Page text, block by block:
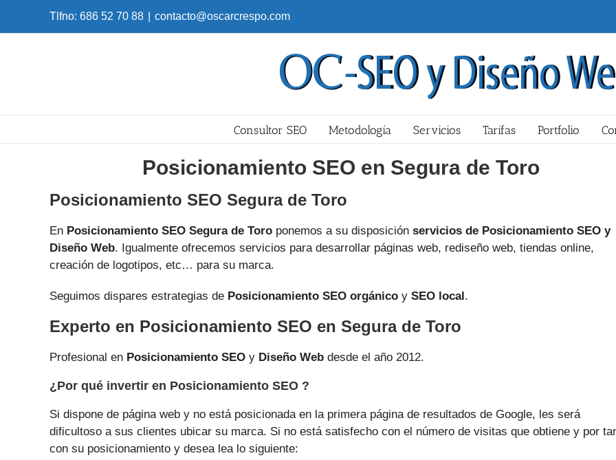
Tlfno: 686 52 70 88 contacto@oscarcrespo.com
Consultor SEO Metodología Servicios Tarifas Portfolio
Posicionamiento SEO en Segura de Toro
Posicionamiento SEO Segura de Toro
En Posicionamiento SEO Segura de Toro ponemos a su disposición servicios de Posicionamiento SEO y
Diseño Web. Igualmente ofrecemos servicios para desarrollar páginas web, rediseño web, tiendas online,
creación de logotipos, etc… para su marca.
Seguimos dispares estrategias de Posicionamiento SEO orgánico y SEO local.
Experto en Posicionamiento SEO en Segura de Toro
Profesional en Posicionamiento SEO y Diseño Web desde el año 2012.
¿Por qué invertir en Posicionamiento SEO ?
Si dispone de página web y no está posicionada en la primera página de resultados de Google, les será
dificultoso a sus clientes ubicar su marca. Si no está satisfecho con el número de visitas que obtiene y por
con su posicionamiento y desea lea lo siguiente: